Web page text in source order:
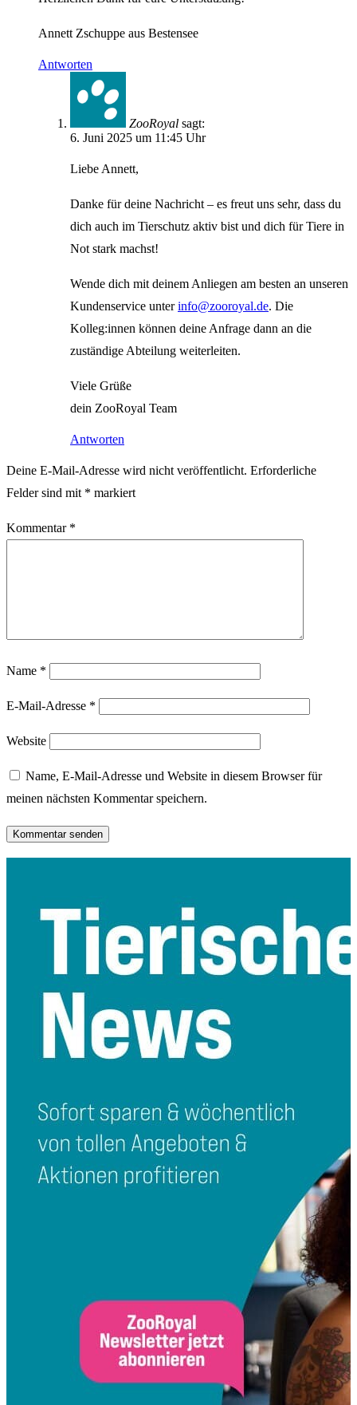
Annett Zschuppe aus Bestensee
Antworten
ZooRoyal sagt:
6. Juni 2025 um 11:45 Uhr
Liebe Annett,
Danke für deine Nachricht – es freut uns sehr, dass du
dich auch im Tierschutz aktiv bist und dich für Tiere in
Not stark machst!
Wende dich mit deinem Anliegen am besten an unseren
Kundenservice unterinfo@zooroyal.de. Die
Kolleg:innen können deine Anfrage dann an die
zuständige Abteilung weiterleiten.
Viele Grüße
dein ZooRoyal Team
Antworten
Deine E-Mail-Adresse wird nicht veröffentlicht. Erforderliche
Felder sind mit * markiert
Kommentar *
Name *
E-Mail-Adresse *
Website
Name, E-Mail-Adresse und Website in diesem Browser für
meinen nächsten Kommentar speichern.